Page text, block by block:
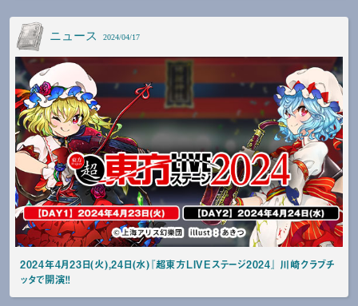
ニュース 2024/04/17
2024年4月23日(火),24日(水)『超東方LIVEステージ2024』 川崎クラブチ
ッタで開演！！